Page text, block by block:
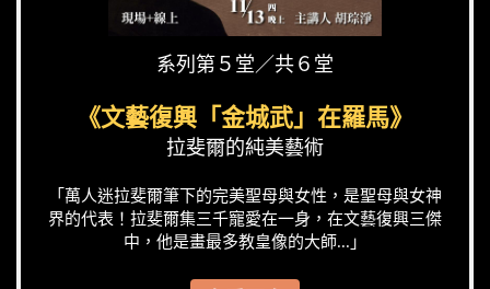
系列第５堂／共６堂
《文藝復興「金城武」在羅馬》
拉斐爾的純美藝術
「萬人迷拉斐爾筆下的完美聖母與女性，是聖母與女神
界的代表！拉斐爾集三千寵愛在一身，在文藝復興三傑
中，他是畫最多教皇像的大師...」